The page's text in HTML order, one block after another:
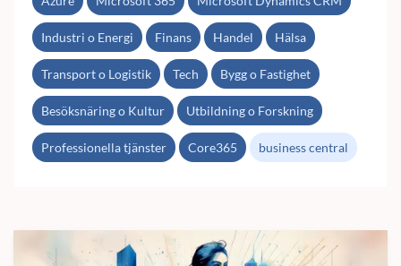
Industri o Energi Finans Handel Hälsa
Transport o Logistik Tech Bygg o Fastighet
Besöksnäring o Kultur Utbildning o Forskning
Professionella tjänster Core365 business central